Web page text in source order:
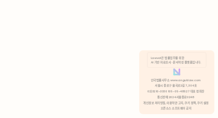
분석 쿠키 허용
Lawvot은 법률업무를 위한
AI 기반 자료조사 · 문서작성 플랫폼입니다.
안국법률사무소 www.anguklaw.com
서울시 종로구 율곡로2길 7, 304호
02)3210-3330 105-05-48527 대표 정희찬
통신판매 2024서울종로0248
개인정보 처리방침, 이용약관 고지, 쿠키 정책, 쿠키 설정
오픈소스 소프트웨어 공지